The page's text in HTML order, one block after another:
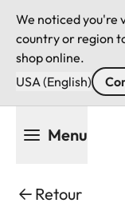
We noticed you're
country or region
shop online.
USA (English)
Menu
Retour